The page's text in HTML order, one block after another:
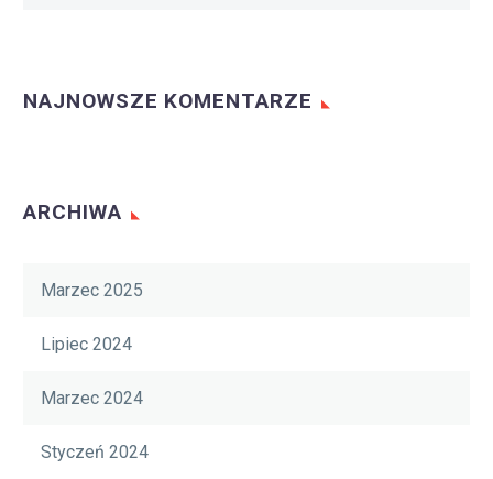
NAJNOWSZE KOMENTARZE
ARCHIWA
Marzec 2025
Lipiec 2024
Marzec 2024
Styczeń 2024